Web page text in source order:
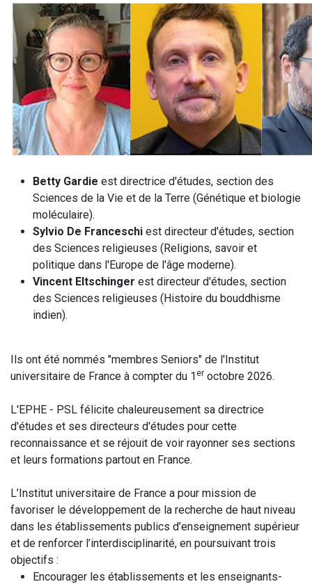
Betty Gardie est directrice d'études, section des
Sciences de la Vie et de la Terre (Génétique et biologie
moléculaire).
Sylvio De Franceschi est directeur d'études, section
des Sciences religieuses (Religions, savoir et
politique dans l'Europe de l'âge moderne).
Vincent Eltschinger est directeur d'études, section
des Sciences religieuses (Histoire du bouddhisme
indien).
Ils ont été nommés "membres Seniors" de l'Institut
universitaire de France à compter du 1 er octobre 2026.
L'EPHE - PSL félicite chaleureusement sa directrice
d'études et ses directeurs d'études pour cette
reconnaissance et se réjouit de voir rayonner ses sections
et leurs formations partout en France.
L’Institut universitaire de France a pour mission de
favoriser le développement de la recherche de haut niveau
dans les établissements publics d’enseignement supérieur
et de renforcer l’interdisciplinarité, en poursuivant trois
objectifs :
Encourager les établissements et les enseignants-